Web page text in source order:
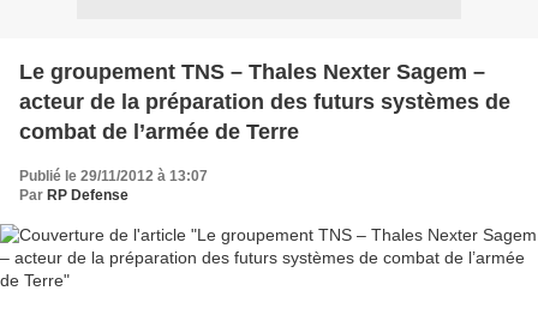
Le groupement TNS – Thales Nexter Sagem –
acteur de la préparation des futurs systèmes de
combat de l’armée de Terre
Publié le 29/11/2012 à 13:07
Par RP Defense